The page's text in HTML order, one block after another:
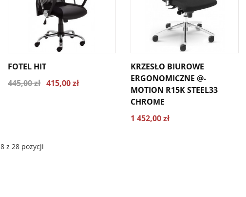
FOTEL HIT
445,00 zł 415,00 zł
KRZESŁO BIUROWE
ERGONOMICZNE @-
MOTION R15K STEEL33
CHROME
1 452,00 zł
z 28 pozycji